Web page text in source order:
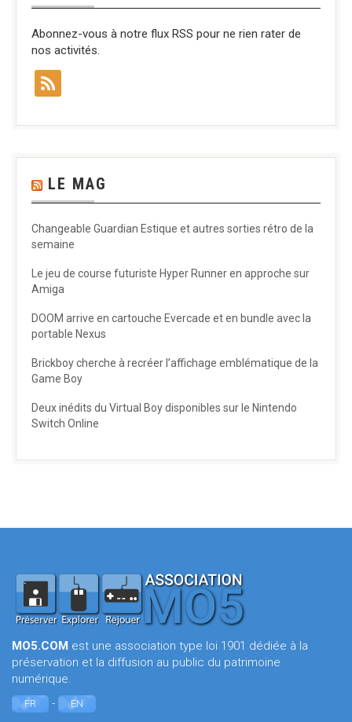
Abonnez-vous à notre flux RSS pour ne rien rater de
nos activités.
LE MAG
Changeable Guardian Estique et autres sorties rétro de la
semaine
Le jeu de course futuriste Hyper Runner en approche sur
Amiga
DOOM arrive en cartouche Evercade et en bundle avec la
portable Nexus
Brickboy cherche à recréer l’affichage emblématique de la
Game Boy
Deux inédits du Virtual Boy disponibles sur le Nintendo
Switch Online
MO5.COM est une association type loi 1901 dédiée à la
préservation et la diffusion au public du patrimoine
numérique.
FR - EN